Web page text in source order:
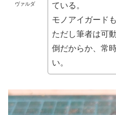
ヴァルダ
ている。
モノアイガード
ただし筆者は可
倒だからか、常
い。